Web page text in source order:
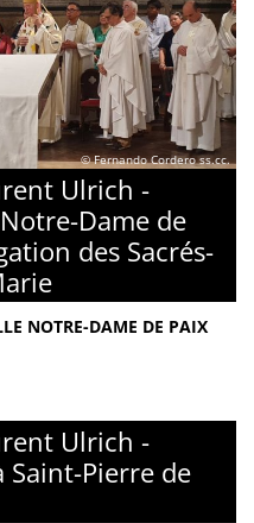
© Fernando Cordero ss.cc.
Ulrich -
Dame de
des Sacrés-
NOTRE-DAME DE PAIX
Ulrich -
Saint-Pierre de